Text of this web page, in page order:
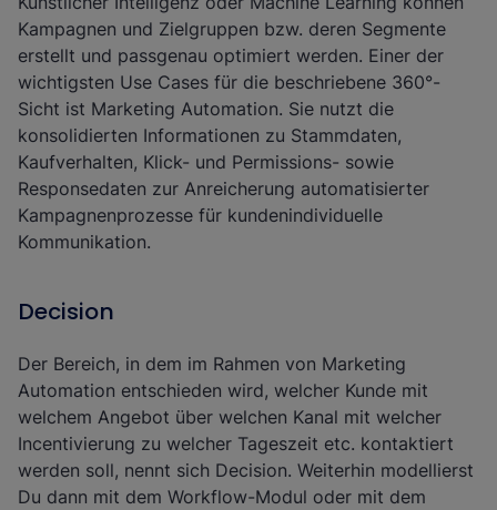
Kampagnen und Zielgruppen bzw. deren Segmente
erstellt und passgenau optimiert werden. Einer der
wichtigsten Use Cases für die beschriebene 360°-
Sicht ist Marketing Automation. Sie nutzt die
konsolidierten Informationen zu Stammdaten,
Kaufverhalten, Klick- und Permissions- sowie
Responsedaten zur Anreicherung automatisierter
Kampagnenprozesse für kundenindividuelle
Kommunikation.
Decision
Der Bereich, in dem im Rahmen von Marketing
Automation entschieden wird, welcher Kunde mit
welchem Angebot über welchen Kanal mit welcher
Incentivierung zu welcher Tageszeit etc. kontaktiert
werden soll, nennt sich Decision. Weiterhin modellierst
Du dann mit dem Workflow-Modul oder mit dem